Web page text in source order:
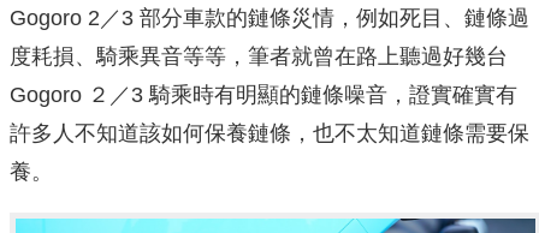
Gogoro 2／3 部分車款的鏈條災情，例如死目、鏈條過
度耗損、騎乘異音等等，筆者就曾在路上聽過好幾台
Gogoro ２／3 騎乘時有明顯的鏈條噪音，證實確實有
許多人不知道該如何保養鏈條，也不太知道鏈條需要保
養。